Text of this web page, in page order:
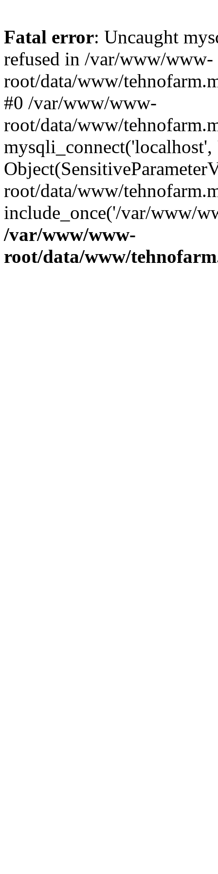
Fatal error: Uncaught
refused in /var/www/www-
root/data/www/
#0 /var/www/www-
root/data/www/
mysqli_connect('localhost',
root/data/www/
include_once('/var/www/
/var/www/www-
root/data/www/